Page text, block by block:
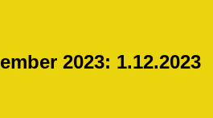
2023: 1.12.2023